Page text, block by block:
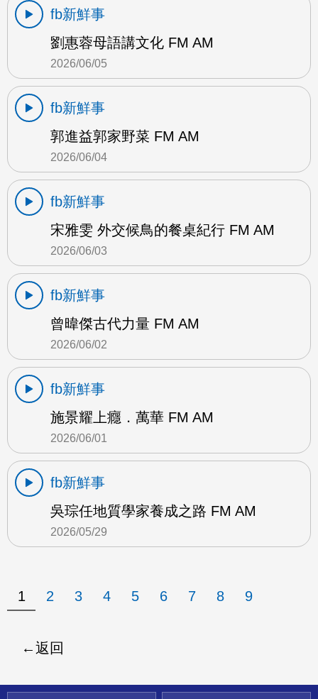
fb新鮮事
劉惠蓉母語講文化 FM AM
2026/06/05
fb新鮮事
郭進益郭家野菜 FM AM
2026/06/04
fb新鮮事
宋雅雯 外交候鳥的餐桌紀行 FM AM
2026/06/03
fb新鮮事
曾暐傑古代力量 FM AM
2026/06/02
fb新鮮事
施景耀上癮．萬華 FM AM
2026/06/01
fb新鮮事
吳琮任地質學家養成之路 FM AM
2026/05/29
1 2 3 4 5 6 7 8 9
返回